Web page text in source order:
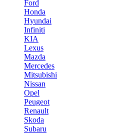
Ford
Honda
Hyundai
Infiniti
KIA
Lexus
Mazda
Mercedes
Mitsubishi
Nissan
Opel
Peugeot
Renault
Skoda
Subaru